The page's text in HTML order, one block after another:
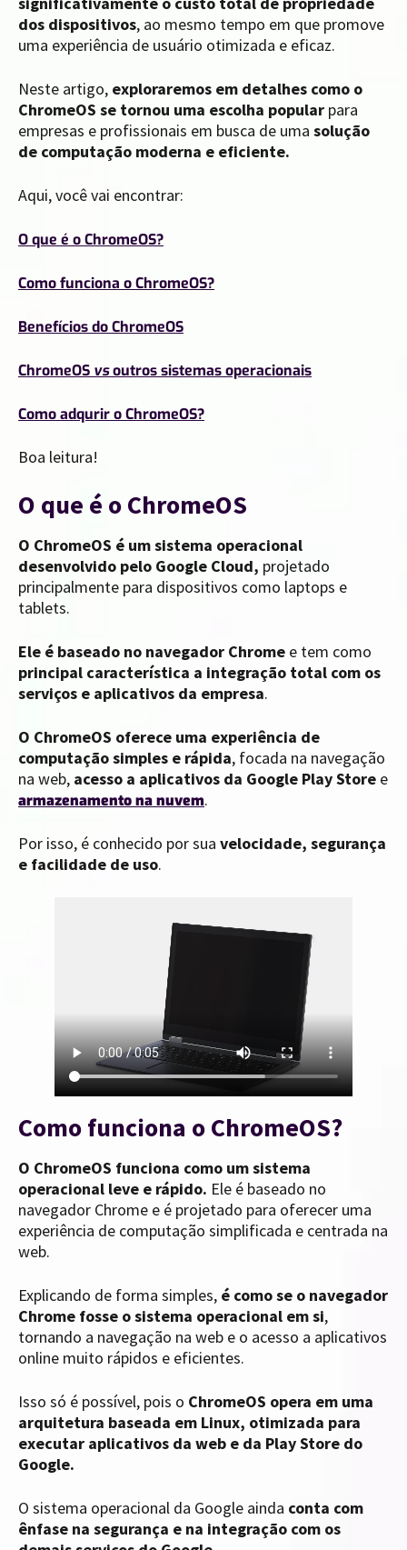
dos dispositivos, ao mesmo tempo em que promove
uma experiência de usuário otimizada e eficaz.
Neste artigo, exploraremos em detalhes como o
ChromeOS se tornou uma escolha popular para
empresas e profissionais em busca de uma solução
de computação moderna e eficiente.
Aqui, você vai encontrar:
O que é o ChromeOS?
Como funciona o ChromeOS?
Benefícios do ChromeOS
ChromeOS vsoutros sistemas operacionais
Como adqurir o ChromeOS?
Boa leitura!
O que é o ChromeOS
O ChromeOS é um sistema operacional
desenvolvido pelo Google Cloud, projetado
principalmente para dispositivos como laptops e
tablets.
Ele é baseado no navegador Chrome e tem como
principal característica a integração total com os
serviços e aplicativos da empresa.
O ChromeOS oferece uma experiência de
computação simples e rápida, focada na navegação
na web, acesso a aplicativos da Google Play Store e
armazenamento na nuvem.
Por isso, é conhecido por sua velocidade, segurança
e facilidade de uso.
Como funciona o ChromeOS?
O ChromeOS funciona como um sistema
operacional leve e rápido. Ele é baseado no
navegador Chrome e é projetado para oferecer uma
experiência de computação simplificada e centrada na
web.
Explicando de forma simples, é como se o navegador
Chrome fosse o sistema operacional em si,
tornando a navegação na web e o acesso a aplicativos
online muito rápidos e eficientes.
Isso só é possível, pois o ChromeOS opera em uma
arquitetura baseada em Linux, otimizada para
executar aplicativos da web e da Play Store do
Google.
O sistema operacional da Google ainda conta com
ênfase na segurança e na integração com os